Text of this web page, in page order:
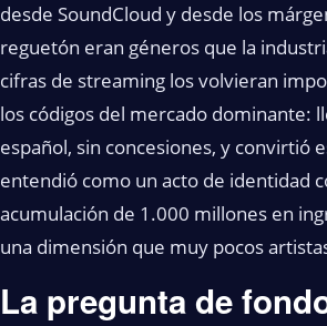
desde SoundCloud y desde los
reguetón eran géneros que la
cifras de streaming los volvieran
los códigos del mercado dominante:
español, sin concesiones, y convirtió
entendió como un acto de identidad
acumulación de 1.000 millones en
una dimensión que muy pocos
La pregunta de